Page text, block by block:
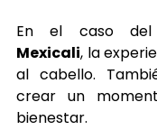
En el caso
Mexicali, la
al cabello.
crear un
bienestar.